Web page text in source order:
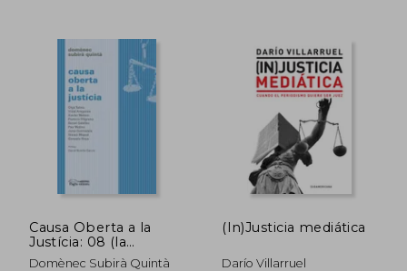
Causa Oberta a la
Justícia: 08 (la
Guspira) (en Catalán)
Domènec Subirà Quintà
(In)Justicia mediática
Darío Villarruel